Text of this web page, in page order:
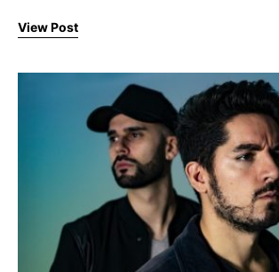
View Post